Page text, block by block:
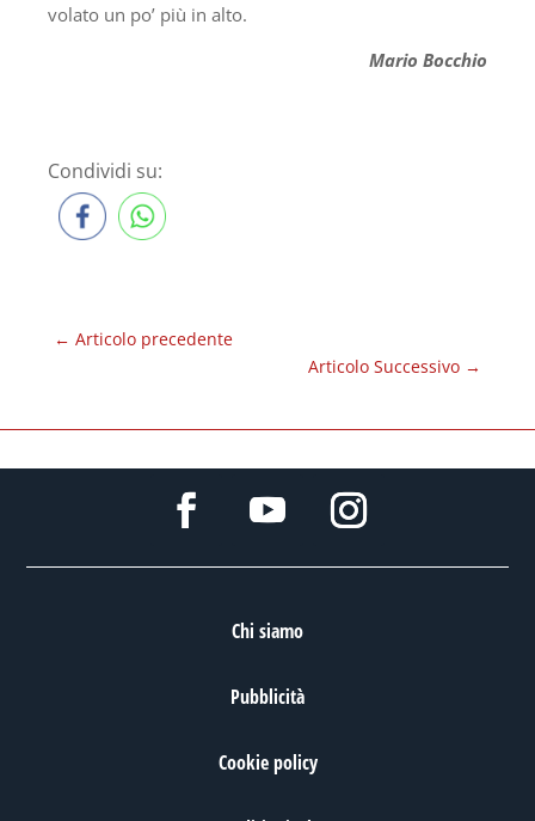
volato un po’ più in alto.
Mario Bocchio
Condividi su:
← Articolo precedente
Articolo Successivo →
Chi siamo
Pubblicità
Cookie policy